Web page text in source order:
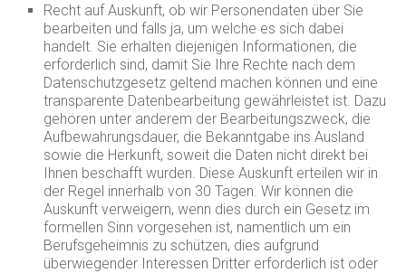
Recht auf Auskunft, ob wir Personendaten über Sie
bearbeiten und falls ja, um welche es sich dabei
handelt. Sie erhalten diejenigen Informationen, die
erforderlich sind, damit Sie Ihre Rechte nach dem
Datenschutzgesetz geltend machen können und eine
transparente Datenbearbeitung gewährleistet ist. Dazu
gehören unter anderem der Bearbeitungszweck, die
Aufbewahrungsdauer, die Bekanntgabe ins Ausland
sowie die Herkunft, soweit die Daten nicht direkt bei
Ihnen beschafft wurden. Diese Auskunft erteilen wir in
der Regel innerhalb von 30 Tagen. Wir können die
Auskunft verweigern, wenn dies durch ein Gesetz im
formellen Sinn vorgesehen ist, namentlich um ein
Berufsgeheimnis zu schützen, dies aufgrund
überwiegender Interessen Dritter erforderlich ist oder